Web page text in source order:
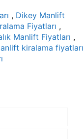
, Dikey Manlift
Fiyatları ,
Manlift Fiyatları ,
kiralama fiyatları